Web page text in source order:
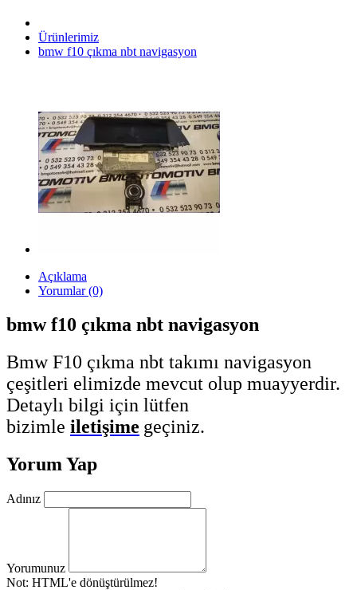
Ürünlerimiz
bmw f10 çıkma nbt navigasyon
Açıklama
Yorumlar (0)
bmw f10 çıkma nbt navigasyon
Bmw F10 çıkma nbt takımı navigasyon
çeşitleri elimizde mevcut olup muayyerdir.
Detaylı bilgi için lütfen
bizimle iletişime geçiniz.
Yorum Yap
Adınız
Yorumunuz
Not: HTML'e dönüştürülmez!